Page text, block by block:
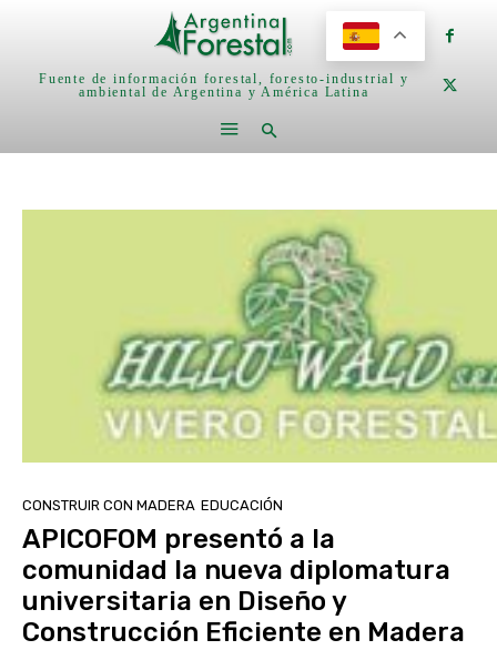
Fuente de información forestal, foresto-industrial y
ambiental de Argentina y América Latina
CONSTRUIR CON MADERA EDUCACIÓN
APICOFOM presentó a la
comunidad la nueva diplomatura
universitaria en Diseño y
Construcción Eficiente en Madera